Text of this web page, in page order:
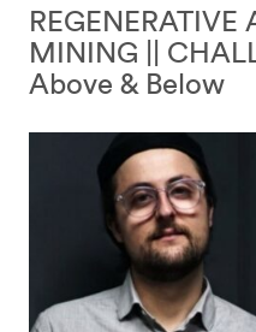
REGENERATIVE
MINING ||
Above & Below